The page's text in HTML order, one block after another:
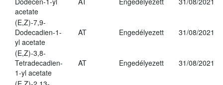
acetate
(E,Z)-7,9-
Dodecadien-1-
yl acetate
AT Engedélyezett 31/08/2021
(E,Z)-3,8-
Tetradecadien-
1-yl acetate
AT Engedélyezett 31/08/2021